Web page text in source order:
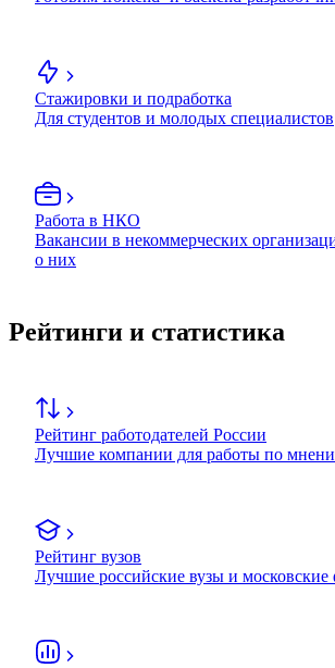
Стажировки и подработка
Для студентов и молодых специалистов
Работа в НКО
Вакансии в некоммерческих
о них
Рейтинги и статистика
Рейтинг работодателей России
Лучшие компании для работы по
Рейтинг вузов
Лучшие российские вузы и московские